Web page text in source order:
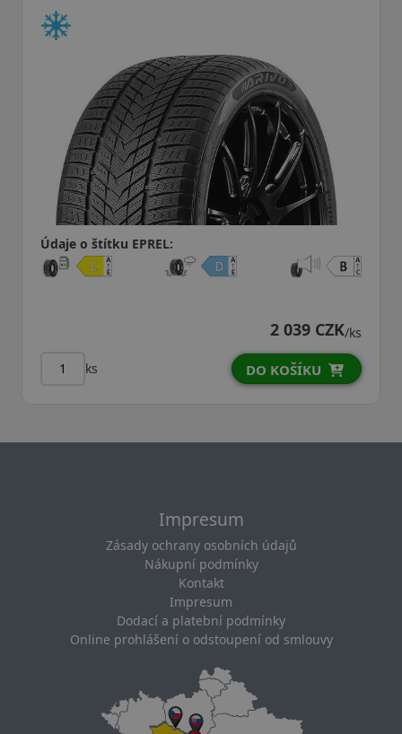
Údaje o štítku EPREL:
2 039 CZK/ks
ks DO KOŠÍKU
Impresum
Zásady ochrany osobních údajů
Nákupní podmínky
Kontakt
Impresum
Dodací a platební podmínky
Online prohlášení o odstoupení od smlouvy